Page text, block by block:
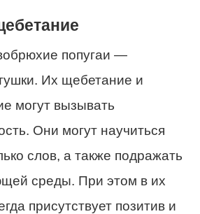
попугаи —
Их щебетание и
могут вызывать
Они могут научиться
слов, а также подражать
среды. При этом в их
присутствует позитив и